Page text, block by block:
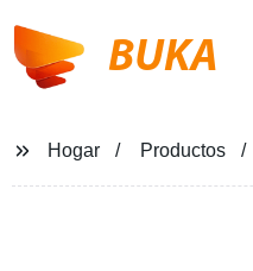
BUKA
Hogar Productos